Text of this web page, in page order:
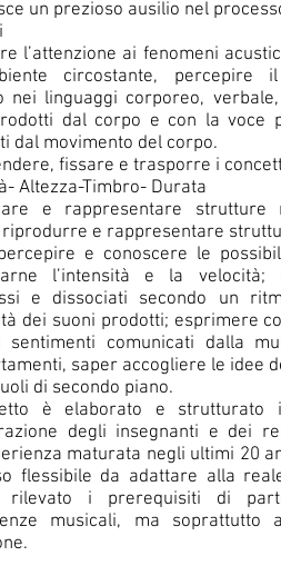
un prezioso ausilio nel
l’attenzione ai fenomeni
circostante, percepire
nei linguaggi corporeo,
dal corpo e con la voce
dal movimento del corpo.
fissare e trasporre i
Altezza-Timbro- Durata
e rappresentare
e rappresentare
e conoscere le
l’intensità e la velocità;
e dissociati secondo un
dei suoni prodotti; esprimere
comunicati dalla
saper accogliere le idee
di secondo piano.
è elaborato e
degli insegnanti e dei
maturata negli ultimi 20
flessibile da adattare alla
rilevato i prerequisiti di
musicali, ma